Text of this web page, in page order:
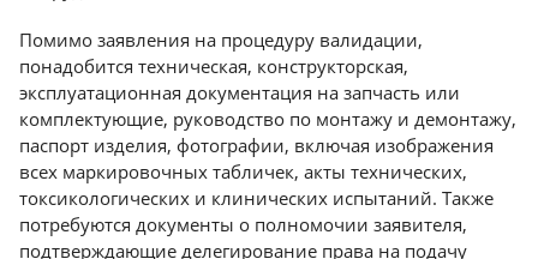
Помимо заявления на процедуру валидации,
понадобится техническая, конструкторская,
эксплуатационная документация на запчасть или
комплектующие, руководство по монтажу и демонтажу,
паспорт изделия, фотографии, включая изображения
всех маркировочных табличек, акты технических,
токсикологических и клинических испытаний. Также
потребуются документы о полномочии заявителя,
подтверждающие делегирование права на подачу